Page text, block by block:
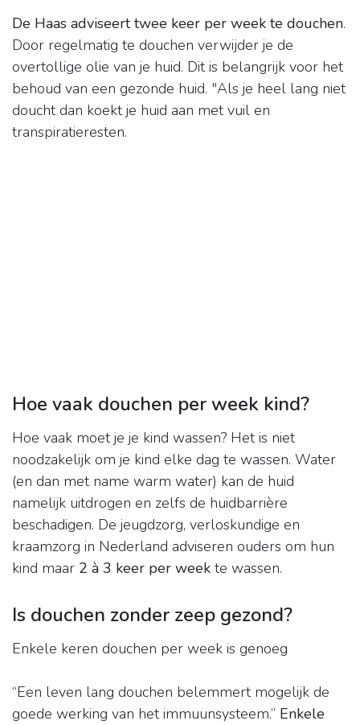
De Haas adviseert twee keer per week te douchen.
Door regelmatig te douchen verwijder je de
overtollige olie van je huid. Dit is belangrijk voor het
behoud van een gezonde huid. "Als je heel lang niet
doucht dan koekt je huid aan met vuil en
transpiratieresten.
Hoe vaak douchen per week kind?
Hoe vaak moet je je kind wassen? Het is niet
noodzakelijk om je kind elke dag te wassen. Water
(en dan met name warm water) kan de huid
namelijk uitdrogen en zelfs de huidbarrière
beschadigen. De jeugdzorg, verloskundige en
kraamzorg in Nederland adviseren ouders om hun
kind maar 2 à 3 keer per week te wassen.
Is douchen zonder zeep gezond?
Enkele keren douchen per week is genoeg
“Een leven lang douchen belemmert mogelijk de
goede werking van het immuunsysteem.” Enkele